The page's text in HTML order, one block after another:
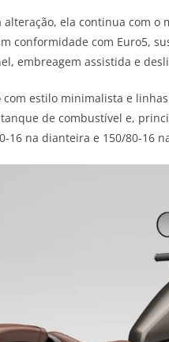
k
ela continua com o
conformidade com Euro5,
embreagem assistida e
com estilo minimalista e
de combustível e,
16 na dianteira e 150/80-16